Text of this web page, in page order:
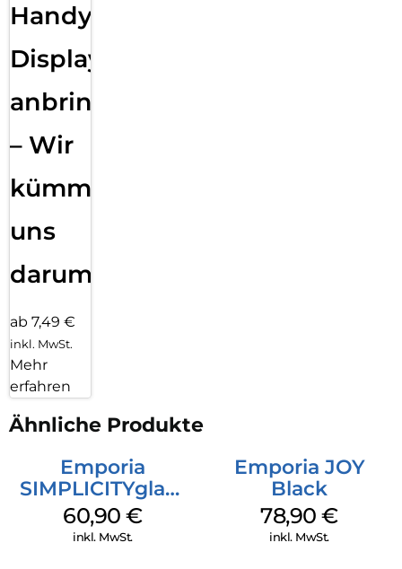
Handy
Displayfolie
anbringen
– Wir
kümmern
uns
darum!
ab 7,49 €
inkl. MwSt.
Mehr
erfahren
Ähnliche Produkte
Emporia
SIMPLICITYglam
Schwarz
60,90€
inkl. MwSt.
Emporia JOY
Black
78,90€
inkl. MwSt.